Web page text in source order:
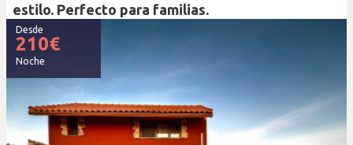
estilo. Perfecto para familias.
Desde
210€
Noche